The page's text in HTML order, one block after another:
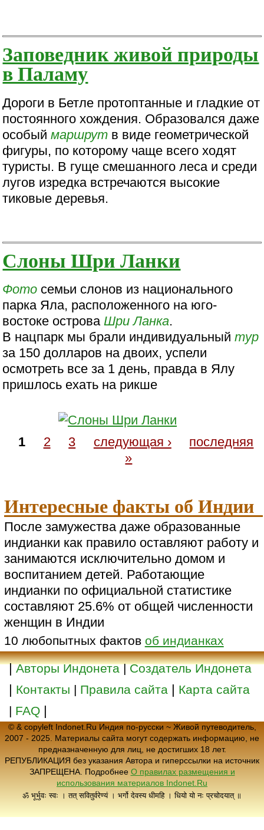
Заповедник живой природы
в Паламу
Дороги в Бетле протоптанные и гладкие от
постоянного хождения. Образовался даже
особыймаршрут в виде геометрической
фигуры, по которому чаще всего ходят
туристы. В гуще смешанного леса и среди
лугов изредка встречаются высокие
тиковые деревья.
Слоны Шри Ланки
Фото семьи слонов из национального
парка Яла, расположенного на юго-
востоке островаШри Ланка.
В нацпарк мы брали индивидуальныйтур
за 150 долларов на двоих, успели
осмотреть все за 1 день, правда в Ялу
пришлось ехать на рикше
1 2 3 следующая ›
последняя
»
Интересные факты об Индии
После замужества даже образованные
индианки как правило оставляют работу и
занимаются исключительно домом и
воспитанием детей. Работающие
индианки по официальной статистике
составляют 25.6% от общей численности
женщин в Индии
10 любопытных фактов об индианках
|Авторы Индонета|Создатель Индонета
| Контакты | Правила сайта | Карта сайта
| FAQ |
© & copyleft Indonet.Ru Индия по-русски ~ Живой путеводитель,
2007 - 2025. Материалы сайта могут содержать информацию, не
предназначенную для лиц, не достигших 18 лет.
РЕПУБЛИКАЦИЯ без указания Автора и гиперссылки на источник
ЗАПРЕЩЕНА. Подробнее О правилах размещения и
использования материалов Indonet.Ru
ॐ भूर्भुवः स्वः । तत् सवितुर्वरेण्यं । भर्गो देवस्य धीमहि । धियो यो नः प्रचोदयात् ॥